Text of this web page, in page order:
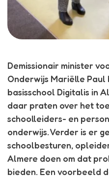
Demissionair minister
Onderwijs Mariëlle
basisschool Digitalis in
daar praten over het
schoolleiders- en
onderwijs. Verder is er
schoolbesturen,
Almere doen om dat
bieden. Een voorbeeld